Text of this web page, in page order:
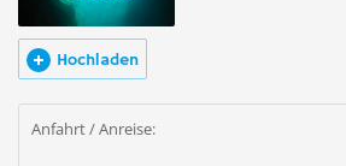
Hochladen
Anfahrt / Anreise: